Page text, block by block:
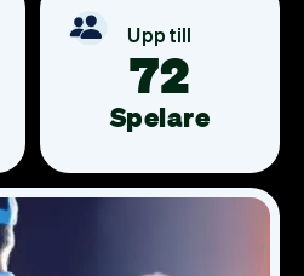
Upp till
72
Spelare